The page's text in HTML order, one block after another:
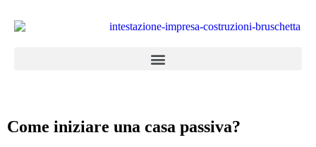
Come iniziare una casa passiva?